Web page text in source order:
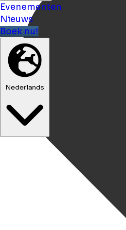
Evenementen
Nieuws
Boek nu!
Nederlands